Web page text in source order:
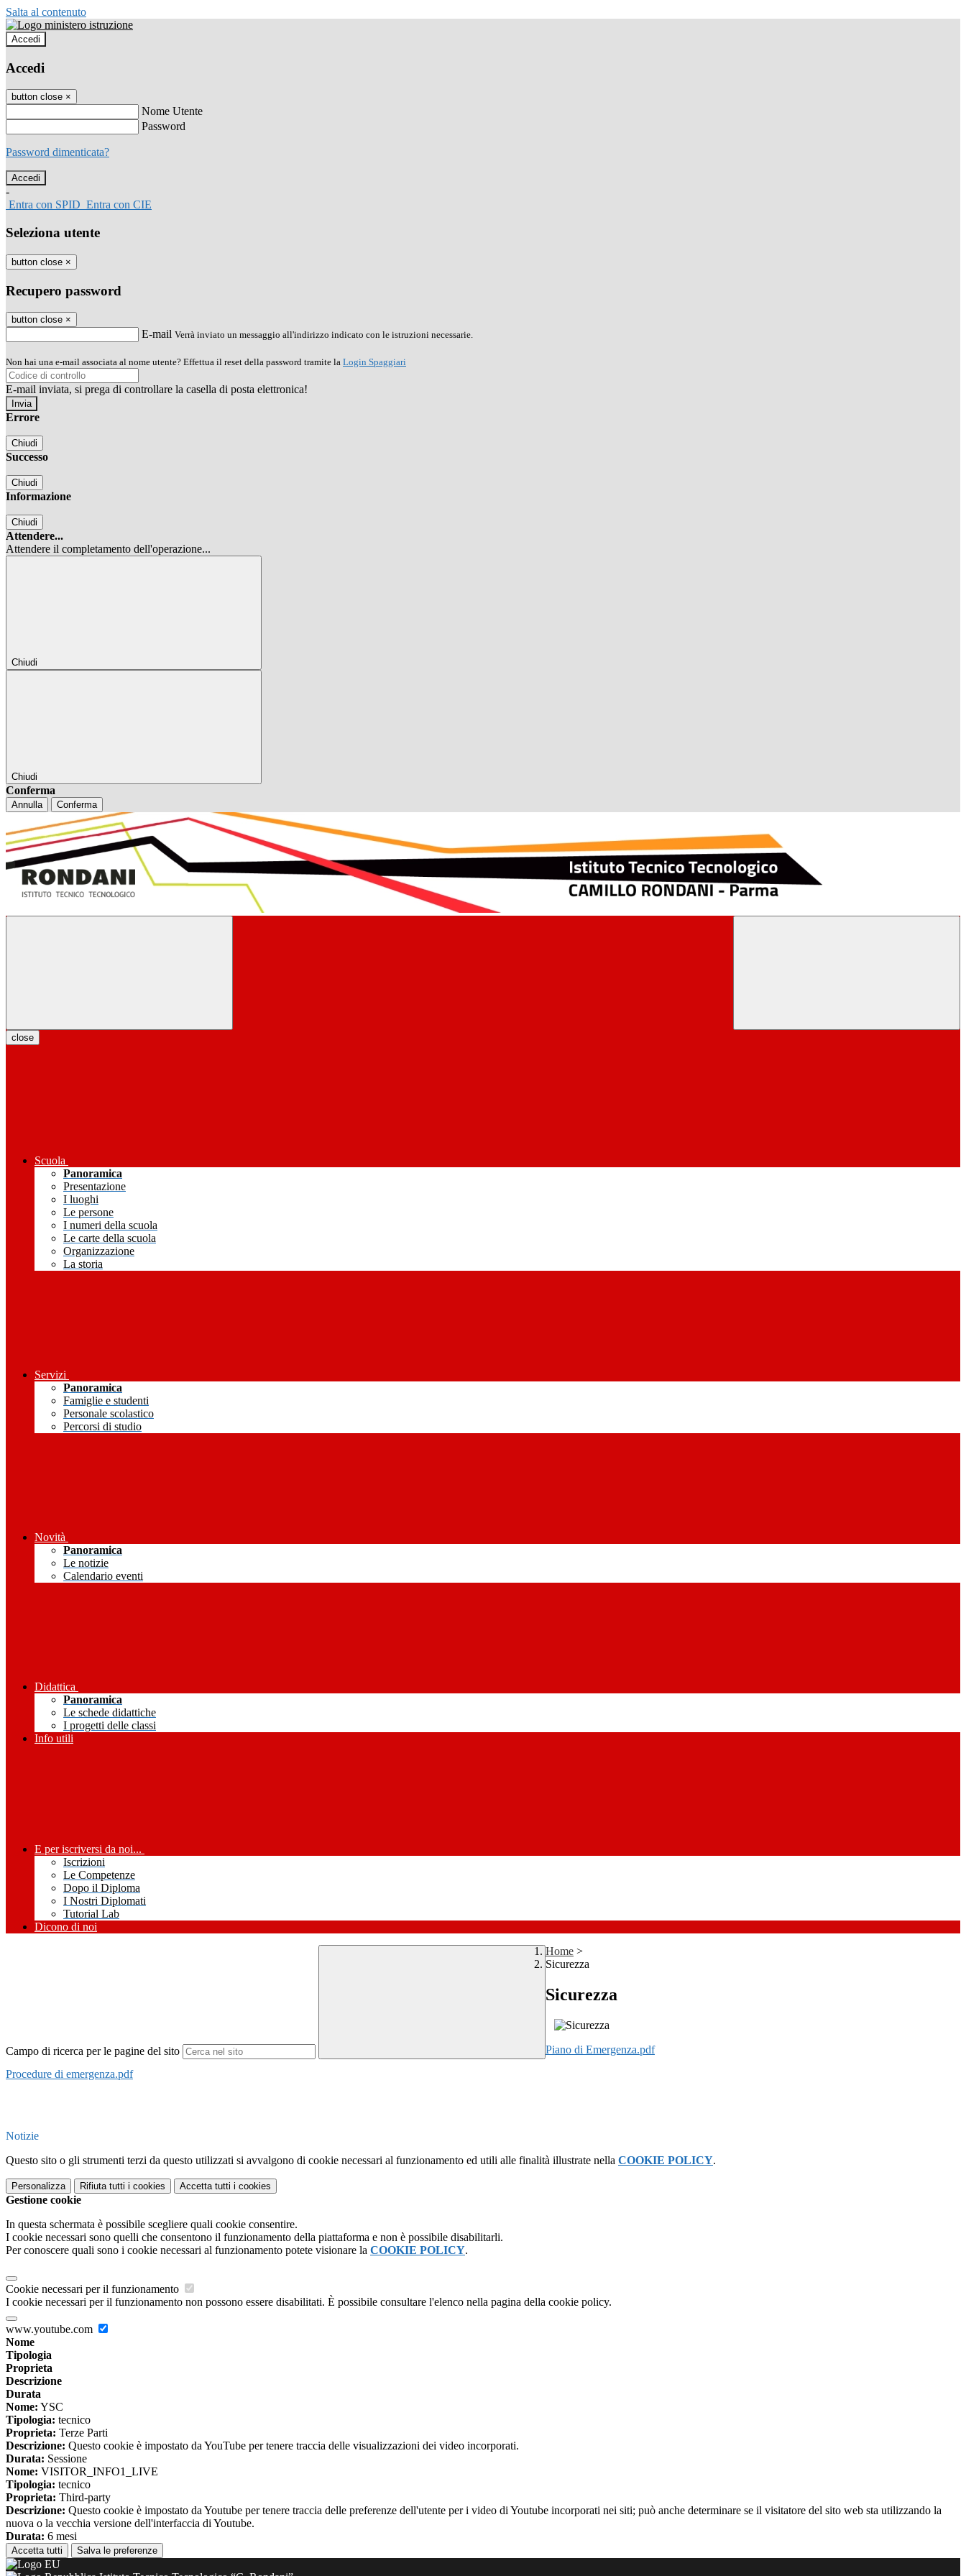
Salta al contenuto
Accedi
Accedi
button close ×
Nome Utente
Password
Password dimenticata?
-
Entra con SPID Entra con CIE
Seleziona utente
button close ×
Recupero password
button close ×
E-mail Verrà inviato un messaggio all'indirizzo indicato con le istruzioni necessarie.
Non hai una e-mail associata al nome utente? Effettua il reset della password tramite la Login Spaggiari
E-mail inviata, si prega di controllare la casella di posta elettronica!
Errore
Chiudi
Successo
Chiudi
Informazione
Chiudi
Attendere...
Attendere il completamento dell'operazione...
Chiudi
Chiudi
Conferma
Annulla Conferma
close
Scuola
Panoramica
Presentazione
I luoghi
Le persone
I numeri della scuola
Le carte della scuola
Organizzazione
La storia
Servizi
Panoramica
Famiglie e studenti
Personale scolastico
Percorsi di studio
Novità
Panoramica
Le notizie
Calendario eventi
Didattica
Panoramica
Le schede didattiche
I progetti delle classi
Info utili
E per iscriversi da noi...
Iscrizioni
Le Competenze
Dopo il Diploma
I Nostri Diplomati
Tutorial Lab
Dicono di noi
Campo di ricerca per le pagine del sito
Home >
Sicurezza
Sicurezza
Piano di Emergenza.pdf
Procedure di emergenza.pdf
Notizie
Questo sito o gli strumenti terzi da questo utilizzati si avvalgono di cookie necessari al funzionamento ed utili alle finalità illustrate nella COOKIE POLICY.
Personalizza Rifiuta tutti i cookies Accetta tutti i cookies
Gestione cookie
In questa schermata è possibile scegliere quali cookie consentire.
I cookie necessari sono quelli che consentono il funzionamento della piattaforma e non è possibile disabilitarli.
Per conoscere quali sono i cookie necessari al funzionamento potete visionare la COOKIE POLICY.
Cookie necessari per il funzionamento
I cookie necessari per il funzionamento non possono essere disabilitati. È possibile consultare l'elenco nella pagina della cookie policy.
www.youtube.com
Nome
Tipologia
Proprieta
Descrizione
Durata
Nome: YSC
Tipologia: tecnico
Proprieta: Terze Parti
Descrizione: Questo cookie è impostato da YouTube per tenere traccia delle visualizzazioni dei video incorporati.
Durata: Sessione
Nome: VISITOR_INFO1_LIVE
Tipologia: tecnico
Proprieta: Third-party
Descrizione: Questo cookie è impostato da Youtube per tenere traccia delle preferenze dell'utente per i video di Youtube incorporati nei siti; può anche determinare se il visitatore del sito web sta utilizzando la
nuova o la vecchia versione dell'interfaccia di Youtube.
Durata: 6 mesi
Accetta tutti Salva le preferenze